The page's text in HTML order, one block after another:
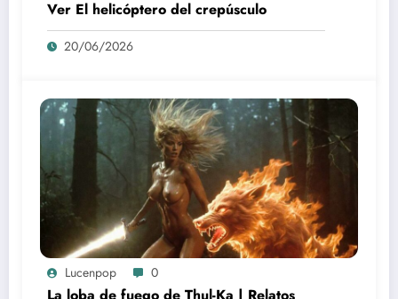
Ver El helicóptero del crepúsculo
20/06/2026
Lucenpop 0
La loba de fuego de Thul-Ka | Relatos